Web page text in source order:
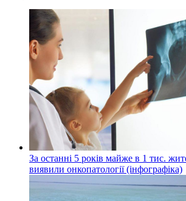
За останні 5 років майже в 1 тис.
виявили онкопатології (інфографіка)